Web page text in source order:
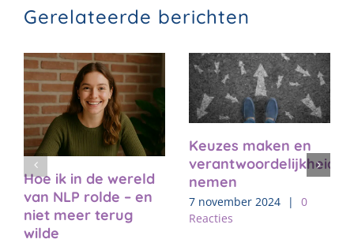
Gerelateerde berichten
Hoe ik in de wereld
van NLP rolde – en
niet meer terug
wilde
Keuzes maken en
verantwoordelijkheid
nemen
7 november 2024 |
0
Reacties